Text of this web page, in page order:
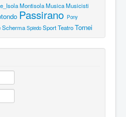
MontisolaMusicaMusicisti
Passirano Pony
Scherma Spiedo SportTeatroTornei